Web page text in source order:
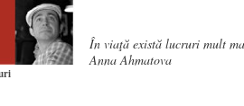
În viaţă există lucruri mult
Anna Ahmatova